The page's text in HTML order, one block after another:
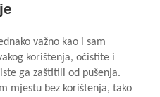
važno kao i sam
korištenja, očistite i
ga zaštitili od pušenja.
mjestu bez korištenja, tako